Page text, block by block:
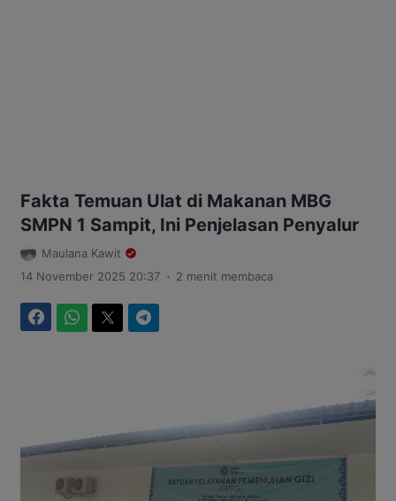
Fakta Temuan Ulat di Makanan MBG
SMPN 1 Sampit, Ini Penjelasan Penyalur
Maulana Kawit
14 November 2025 20:37 . 2 menit membaca